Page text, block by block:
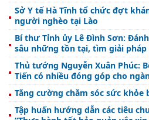
Sở Y tế Hà Tĩnh tổ chức đợt
người nghèo tại Lào
Bí thư Tỉnh ủy Lê Đình Sơn:
sâu những tồn tại, tìm giải pháp
Thủ tướng Nguyễn Xuân Phúc:
Tiến có nhiều đóng góp cho
Tăng cường chăm sóc sức khỏe
Tập huấn hướng dẫn các tiêu chuẩn và thủ tục đăng ký